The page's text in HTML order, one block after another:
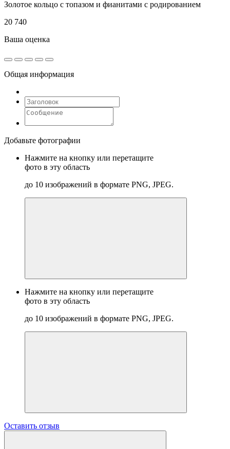
Золотое кольцо с топазом и фианитами с родированием
20 740
Ваша оценка
Общая информация
Добавьте фотографии
Нажмите на кнопку или перетащите
фото в эту область
до 10 изображений в формате PNG, JPEG.
Нажмите на кнопку или перетащите
фото в эту область
до 10 изображений в формате PNG, JPEG.
Оставить отзыв